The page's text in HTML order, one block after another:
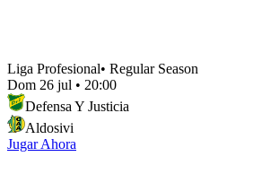
Liga Profesional• Regular Season
Dom 26 jul • 20:00
Defensa Y Justicia
Aldosivi
Jugar Ahora